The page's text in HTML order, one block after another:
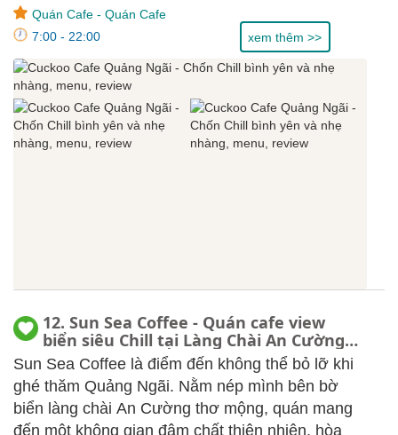
Quán Cafe - Quán Cafe
7:00 - 22:00
xem thêm >>
12. Sun Sea Coffee - Quán cafe view
biển siêu Chill tại Làng Chài An Cường,
Quảng Ngãi
Sun Sea Coffee là điểm đến không thể bỏ lỡ khi
ghé thăm Quảng Ngãi. Nằm nép mình bên bờ
biển làng chài An Cường thơ mộng, quán mang
đến một không gian đậm chất thiên nhiên, hòa